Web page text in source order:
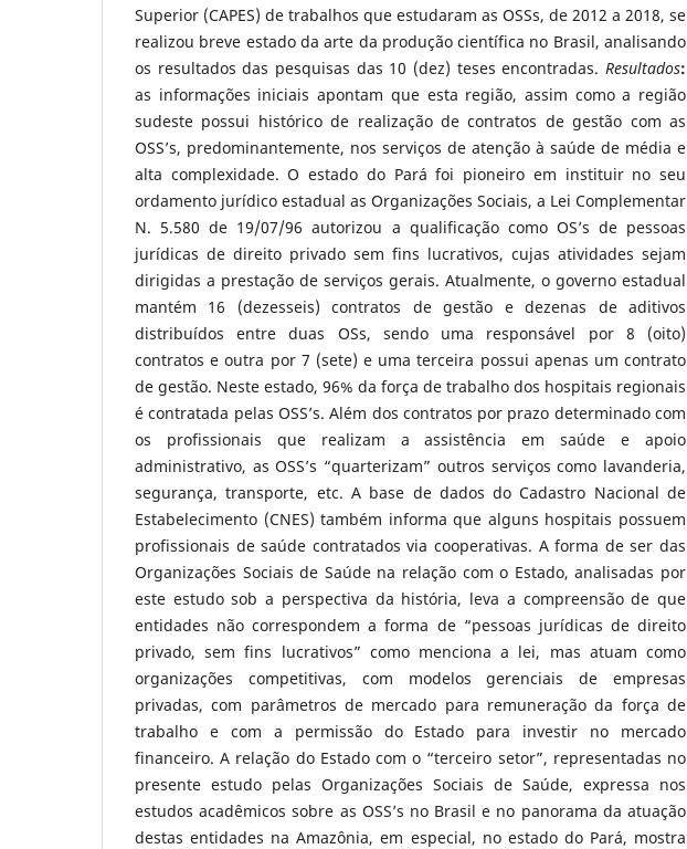
Superior (CAPES) de trabalhos que estudaram as OSSs, de 2012 a 2018, se
realizou breve estado da arte da produção científica no Brasil, analisando
os resultados das pesquisas das 10 (dez) teses encontradas. Resultados:
as informações iniciais apontam que esta região, assim como a região
sudeste possui histórico de realização de contratos de gestão com as
OSS’s, predominantemente, nos serviços de atenção à saúde de média e
alta complexidade. O estado do Pará foi pioneiro em instituir no seu
ordamento jurídico estadual as Organizações Sociais, a Lei Complementar
N. 5.580 de 19/07/96 autorizou a qualificação como OS’s de pessoas
jurídicas de direito privado sem fins lucrativos, cujas atividades sejam
dirigidas a prestação de serviços gerais. Atualmente, o governo estadual
mantém 16 (dezesseis) contratos de gestão e dezenas de aditivos
distribuídos entre duas OSs, sendo uma responsável por 8 (oito)
contratos e outra por 7 (sete) e uma terceira possui apenas um contrato
de gestão. Neste estado, 96% da força de trabalho dos hospitais regionais
é contratada pelas OSS’s. Além dos contratos por prazo determinado com
os profissionais que realizam a assistência em saúde e apoio
administrativo, as OSS’s “quarterizam” outros serviços como lavanderia,
segurança, transporte, etc. A base de dados do Cadastro Nacional de
Estabelecimento (CNES) também informa que alguns hospitais possuem
profissionais de saúde contratados via cooperativas. A forma de ser das
Organizações Sociais de Saúde na relação com o Estado, analisadas por
este estudo sob a perspectiva da história, leva a compreensão de que
entidades não correspondem a forma de “pessoas jurídicas de direito
privado, sem fins lucrativos” como menciona a lei, mas atuam como
organizações competitivas, com modelos gerenciais de empresas
privadas, com parâmetros de mercado para remuneração da força de
trabalho e com a permissão do Estado para investir no mercado
financeiro. A relação do Estado com o “terceiro setor”, representadas no
presente estudo pelas Organizações Sociais de Saúde, expressa nos
estudos acadêmicos sobre as OSS’s no Brasil e no panorama da atuação
destas entidades na Amazônia, em especial, no estado do Pará, mostra